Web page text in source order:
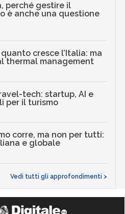
perché gestire il
è anche una questione
cresce l’Italia: ma
thermal management
tech: startup, AI e
per il turismo
corre, ma non per tutti:
e globale
Vedi tutti gli approfondimenti >